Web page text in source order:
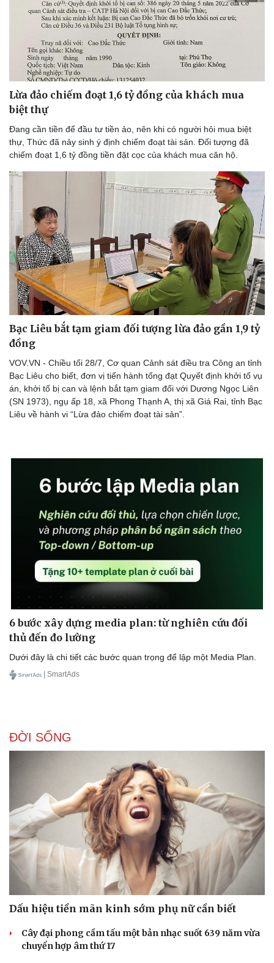
Thể thao
Lịch thi đấu bóng đá
Thế giới thể thao
eSports
Hậu trường
Ô tô - Xe máy
Xe máy
Tư vấn
Lừa đảo chiếm đoạt 1,6 tỷ đồng của khách mua
biệt thự
Đang cần tiền để đầu tư tiền ảo, nên khi có người hỏi mua biệt
thự, Thức đã nảy sinh ý định chiếm đoạt tài sản. Đối tượng đã
chiếm đoạt 1,6 tỷ đồng tiền đặt cọc của khách mua căn hộ.
Bạc Liêu bắt tạm giam đối tượng lừa đảo gần 1,9 tỷ
đồng
VOV.VN - Chiều tối 28/7, Cơ quan Cảnh sát điều tra Công an tỉnh
Bạc Liêu cho biết, đơn vị tiến hành tống đạt Quyết định khởi tố vụ
án, khởi tố bị can và lệnh bắt tạm giam đối với Dương Ngọc Liên
(SN 1973), ngụ ấp 18, xã Phong Thạnh A, thị xã Giá Rai, tỉnh Bạc
Liêu về hành vi “Lừa đảo chiếm đoạt tài sản”.
6 bước xây dựng media plan: từ nghiên cứu đối
thủ đến đo lường
Dưới đây là chi tiết các bước quan trọng để lập một Media Plan.
| SmartAds
ĐỜI SỐNG
Dấu hiệu tiền mãn kinh sớm phụ nữ cần biết
Cây đại phong cầm tấu một bản nhạc suốt 639 năm vừa
chuyển hợp âm thứ 17